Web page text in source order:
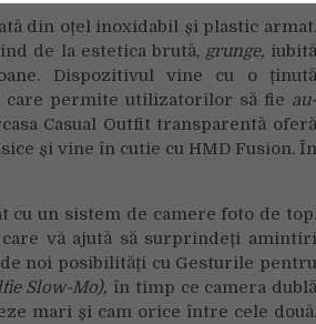
din oțel inoxidabil și plastic armat.
de la estetica brută, grunge, iubită
Dispozitivul vine cu o ținută
permite utilizatorilor să fie au-
Casual Outfit transparentă oferă
și vine în cutie cu HMD Fusion. În
cu un sistem de camere foto de top.
vă ajută să surprindeți amintiri
noi posibilități cu Gesturile pentru
Slow-Mo), în timp ce camera dublă
mari și cam orice între cele două.